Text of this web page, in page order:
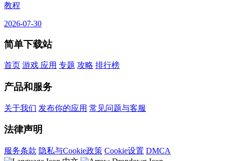
教程
2026-07-30
简单下载站
首页 游戏 应用 专题 攻略 排行榜
产品和服务
关于我们 发布你的应用 常见问题与客服
法律声明
服务条款 隐私与Cookie政策 Cookie设置 DMCA